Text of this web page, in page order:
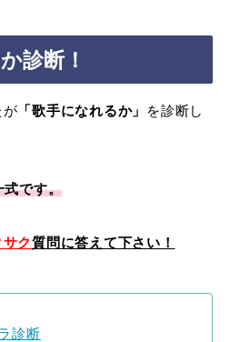
診断！
が 「歌手になれるか」
を診断し
式です。
ク質問に答えて下さい！
診断